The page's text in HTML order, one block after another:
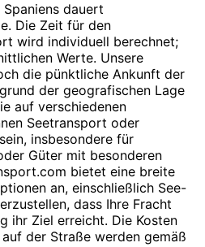
dauert
Die Zeit für den
wird individuell berechnet;
Werte. Unsere
die pünktliche Ankunft der
der geografischen Lage
auf verschiedenen
Seetransport oder
insbesondere für
Güter mit besonderen
bietet eine breite
an, einschließlich See-
dass Ihre Fracht
ihr Ziel erreicht. Die Kosten
der Straße werden gemäß